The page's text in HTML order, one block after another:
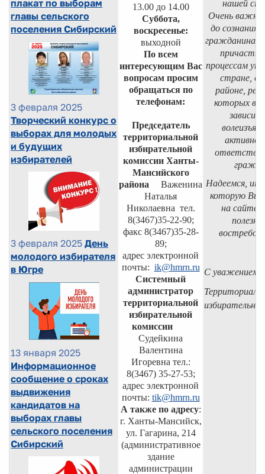
плакат по выборам
главы сельского
поселения Сибирский
3 февраля 2025
Творческий конкурс о
выборах для молодых
и будущих
избирателей
3 февраля 2025 День
молодого избирателя
в Югре
13 января 2025
Информационное
сообщение о сроках
выдвижения
кандидатов на
выборах главы
сельского поселения
Сибирский
13.00 до 14.00
Суббота,
воскресенье:
выходной
По всем
интересующим Вас
вопросам просим
обращаться по
телефонам:
Председатель
территориальной
избирательной
комиссии Ханты-
Мансийского
района Важенина
Наталья
Николаевна тел.
8(3467)35-22-90;
факс 8(3467)35-28-
89;
адрес электронной
почты: ik@hmrn.ru
Системный
администратор
территориальной
избирательной
комиссии
Судейкина
Валентина
Игоревна тел.:
8(3467) 35-27-53;
адрес электронной
почты: tik@hmrn.ru
А также по адресу:
г. Ханты-Мансийск,
ул. Гагарина, 214
(административное
здание
администрации
нашей
Очень важно
до сознания
гражданина
процессам
стране,
районе,
которых во
Надеемся,
которую Вы
на сайте
С уважением,